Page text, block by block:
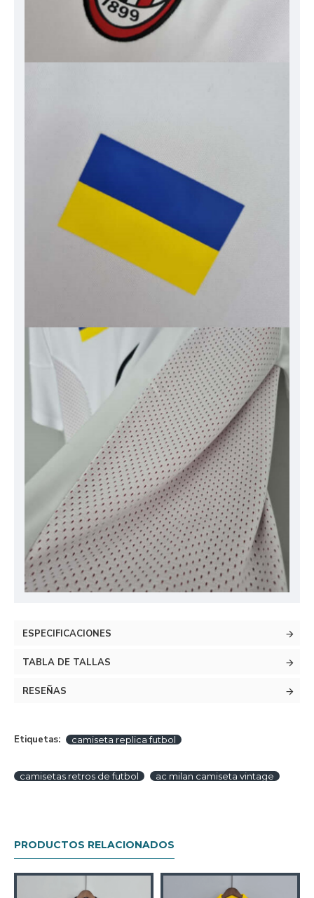
ESPECIFICACIONES
TABLA DE TALLAS
RESEÑAS
Etiquetas: camiseta replica futbol
camisetas retros de futbol ac milan camiseta vintage
PRODUCTOS RELACIONADOS